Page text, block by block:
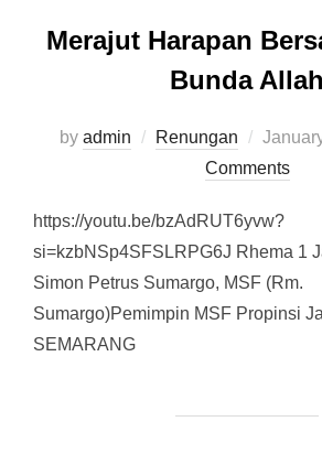
Merajut Harapan
Bunda Allah
by admin Renungan
Posted
on
Comments
https://youtu.be/bzAdRUT6yvw?
si=kzbNSp4SFSLRPG6J Rhema 1
Simon Petrus Sumargo, MSF (Rm.
Sumargo)Pemimpin MSF Propinsi
SEMARANG